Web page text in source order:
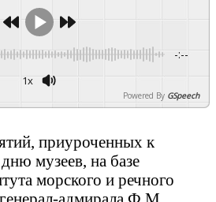
-:--
1x
Powered By GSpeech
приуроченных к
музеев, на базе
морского и речного
адмирала Ф.М.